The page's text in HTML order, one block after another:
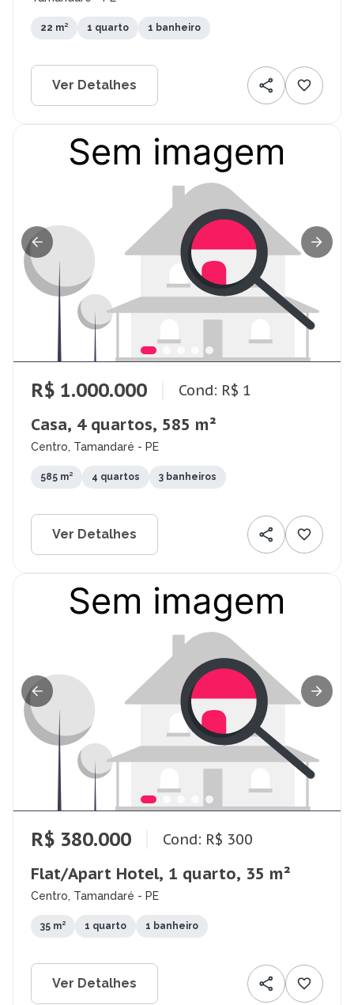
22 m² 1 quarto 1 banheiro
Ver Detalhes
R$ 1.000.000 Cond: R$ 1
Casa, 4 quartos, 585 m²
Centro, Tamandaré - PE
585 m² 4 quartos 3 banheiros
Ver Detalhes
R$ 380.000 Cond: R$ 300
Flat/Apart Hotel, 1 quarto, 35 m²
Centro, Tamandaré - PE
35 m² 1 quarto 1 banheiro
Ver Detalhes